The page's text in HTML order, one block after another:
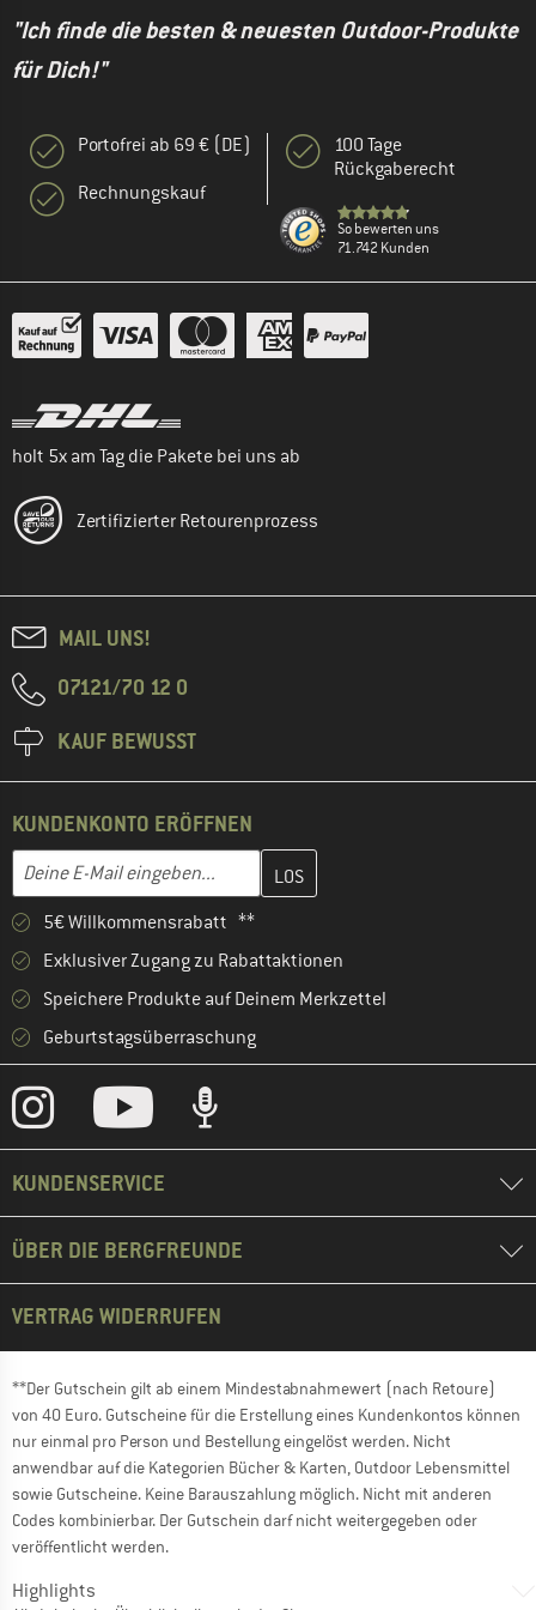
"Ich finde die besten & neuesten Outdoor-Produkte
für Dich!"
Portofrei ab 69 € (DE)
Rechnungskauf
100 Tage
Rückgaberecht
So bewerten uns
71.742 Kunden
holt 5x am Tag die Pakete bei uns ab
Zertifizierter Retourenprozess
MAIL UNS!
07121/70 12 0
KAUF BEWUSST
KUNDENKONTO ERÖFFNEN
E-Mail-Adresse
Gib hier deine E-Mail-Adresse ein und erstelle im nächsten
5€ Willkommensrabatt **
Exklusiver Zugang zu Rabattaktionen
Speichere Produkte auf Deinem Merkzettel
Geburtstagsüberraschung
KUNDENSERVICE
ÜBER DIE BERGFREUNDE
VERTRAG WIDERRUFEN
**Der Gutschein gilt ab einem Mindestabnahmewert (nach Retoure)
von 40 Euro. Gutscheine für die Erstellung eines Kundenkontos können
nur einmal pro Person und Bestellung eingelöst werden. Nicht
anwendbar auf die Kategorien Bücher & Karten, Outdoor Lebensmittel
sowie Gutscheine. Keine Barauszahlung möglich. Nicht mit anderen
Codes kombinierbar. Der Gutschein darf nicht weitergegeben oder
veröffentlicht werden.
Highlights